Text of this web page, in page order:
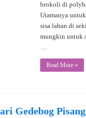
brokoli di
Utamanya
sisa lahan di
mungkin untuk
…
Read More »
Gedebog